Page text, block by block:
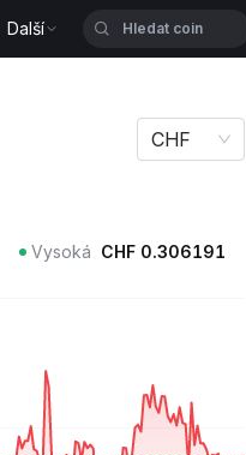
Další
CHF
Vysoká CHF 0.306191